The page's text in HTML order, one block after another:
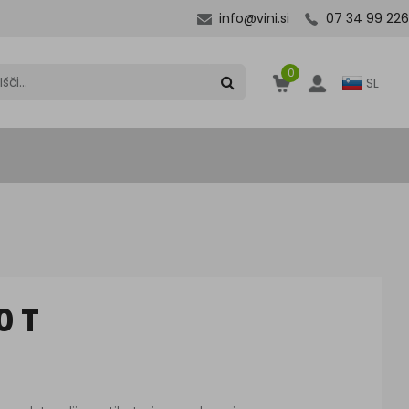
info@vini.si 07 34 99 226
0
SL
T